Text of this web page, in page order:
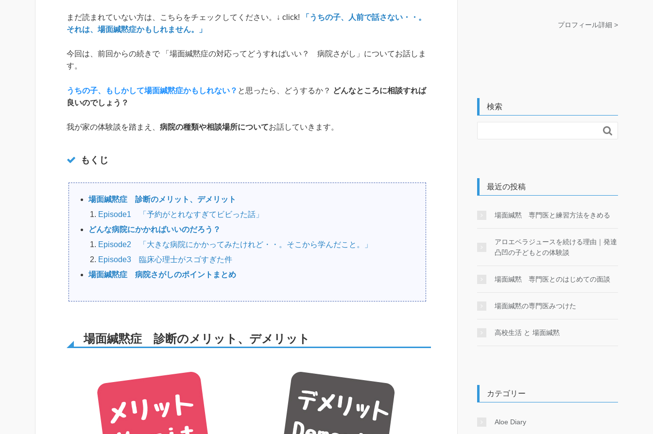
まだ読まれていない方は、こちらをチェックしてください。↓ click!
「うちの子、人前で話さない・・。
それは、場面緘黙症かもしれません。」
今回は、前回からの続きで 「場面緘黙症の対応ってどうすればいい？ 病院さがし」についてお話しま
す。
うちの子、もしかして場面緘黙症かもしれない？ と思ったら、どうするか？ どんなところに相談すれば
良いのでしょう？
我が家の体験談を踏まえ、 病院の種類や相談場所についてお話していきます。
もくじ
場面緘黙症 診断のメリット、デメリット
Episode1 「予約がとれなすぎてビビった話」
どんな病院にかかればいいのだろう？
Episode2 「大きな病院にかかってみたけれど・・。そこから学んだこと。」
Episode3 臨床心理士がスゴすぎた件
場面緘黙症 病院さがしのポイントまとめ
場面緘黙症 診断のメリット、デメリット
プロフィール詳細 >
検索

最近の投稿
場面緘黙 専門医と練習方法をきめる
アロエベラジュースを続ける理由｜発達
凸凹の子どもとの体験談
場面緘黙 専門医とのはじめての面談
場面緘黙の専門医みつけた
高校生活 と 場面緘黙
カテゴリー
Aloe Diary